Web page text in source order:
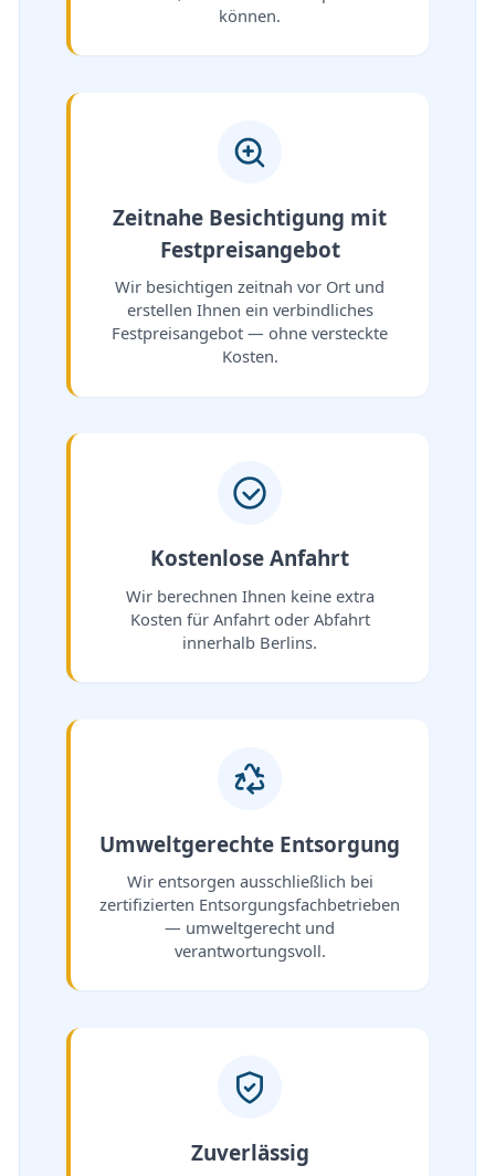
können.
Zeitnahe Besichtigung mit
Festpreisangebot
Wir besichtigen zeitnah vor Ort und
erstellen Ihnen ein verbindliches
Festpreisangebot — ohne versteckte
Kosten.
Kostenlose Anfahrt
Wir berechnen Ihnen keine extra
Kosten für Anfahrt oder Abfahrt
innerhalb Berlins.
Umweltgerechte Entsorgung
Wir entsorgen ausschließlich bei
zertifizierten Entsorgungsfachbetrieben
— umweltgerecht und
verantwortungsvoll.
Zuverlässig